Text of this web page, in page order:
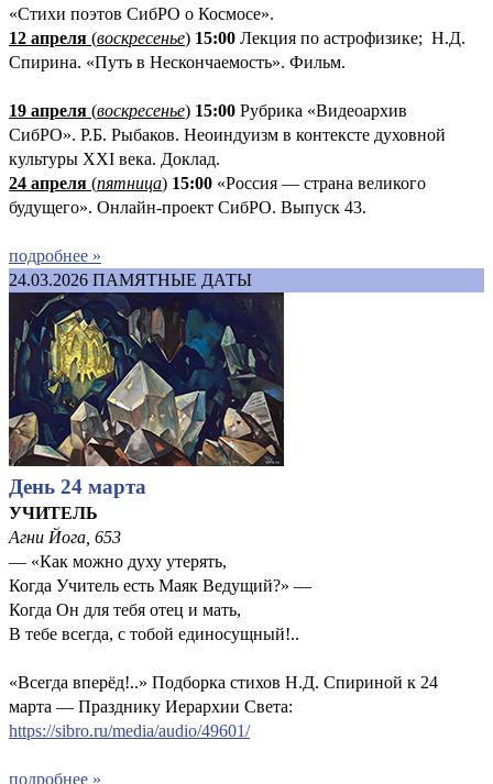
«Стихи поэтов СибРО о Космосе».
12 апреля (воскресенье) 15:00 Лекция по астрофизике; Н.Д.
Спирина. «Путь в Нескончаемость». Фильм.
19 апреля (воскресенье) 15:00 Рубрика «Видеоархив
СибРО». Р.Б. Рыбаков. Неоиндуизм в контексте духовной
культуры XXI века. Доклад.
24 апреля (пятница) 15:00 «Россия — страна великого
будущего». Онлайн-проект СибРО. Выпуск 43.
подробнее »
24.03.2026 ПАМЯТНЫЕ ДАТЫ
День 24 марта
УЧИТЕЛЬ
Агни Йога, 653
— «Как можно духу утерять,
Когда Учитель есть Маяк Ведущий?» —
Когда Он для тебя отец и мать,
В тебе всегда, с тобой единосущный!..
«Всегда вперёд!..» Подборка стихов Н.Д. Спириной к 24
марта — Празднику Иерархии Света:
https://sibro.ru/media/audio/49601/
подробнее »